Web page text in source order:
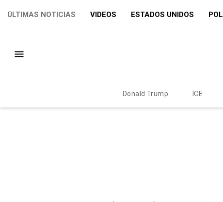
ÚLTIMAS NOTICIAS VIDEOS ESTADOS UNIDOS
Donald Trump ICE